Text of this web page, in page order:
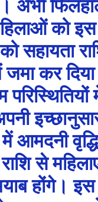
को
सहायता
कर दिया
आमदनी
से
होंगे। इस